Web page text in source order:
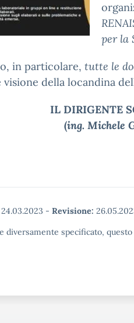
per la
in particolare, tutte le
della locandina
IL DIRIGENTE
(ing. Michele
24.03.2023 - Revisione:
diversamente specificato,